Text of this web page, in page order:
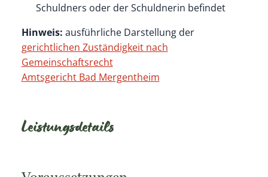
Schuldners oder der Schuldnerin befindet
Hinweis: ausführliche Darstellung der
gerichtlichen Zuständigkeit nach
Gemeinschaftsrecht
Amtsgericht Bad Mergentheim
Leistungsdetails